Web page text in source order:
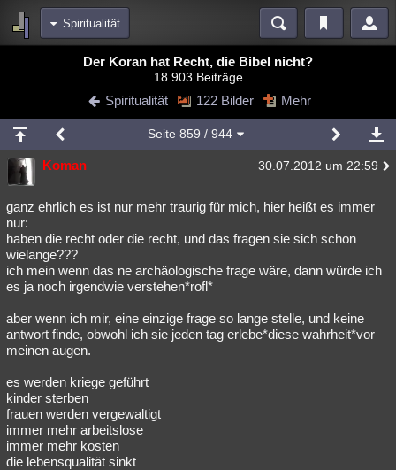
Spiritualität
Blogs Videos
Chat Wiki Neuigkeiten
meine Rubriken
Menschen Mystery Kriminalfälle
Spiritualität Verschwörungen Technologie Ufologie
Natur Umfragen Unterhaltung
weitere Rubriken
Philosophie Träume Orte
Astronomie Helpdesk Gruppen Gaming Filme
Übersichten
Besucht Teilgenommen
Lesenswert Schlüsselwörter
Der Koran hat Recht, die Bibel nicht?
18.903 Beiträge
Spiritualität 122 Bilder Mehr
Seite 859 / 944
Koman 30.07.2012 um 22:59
ganz ehrlich es ist nur mehr traurig für mich, hier heißt es immer
nur:
haben die recht oder die recht, und das fragen sie sich schon
wielange???
ich mein wenn das ne archäologische frage wäre, dann würde ich
es ja noch irgendwie verstehen*rofl*
aber wenn ich mir, eine einzige frage so lange stelle, und keine
antwort finde, obwohl ich sie jeden tag erlebe*diese wahrheit*vor
meinen augen.
es werden kriege geführt
kinder sterben
frauen werden vergewaltigt
immer mehr arbeitslose
immer mehr kosten
die lebensqualität sinkt